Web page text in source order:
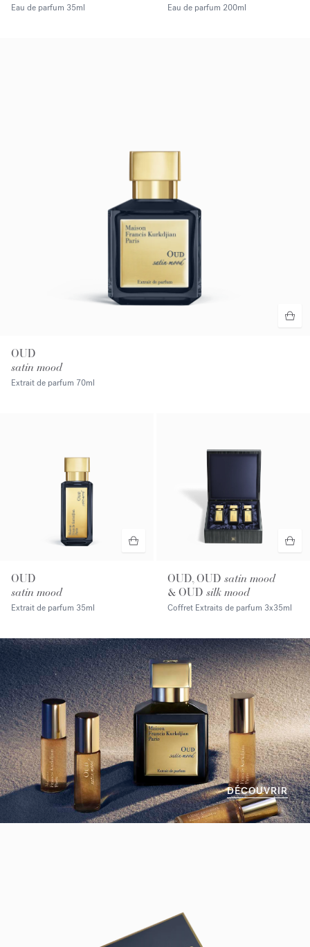
Eau de parfum 35ml Eau de parfum 200ml
OUD
satin mood
Extrait de parfum 70ml
OUD
satin mood
Extrait de parfum 35ml
OUD, OUD satin mood
& OUD silk mood
Coffret Extraits de parfum 3x35ml
DÉCOUVRIR